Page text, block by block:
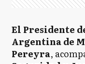
El Presidente
Argentina de
Pereyra,